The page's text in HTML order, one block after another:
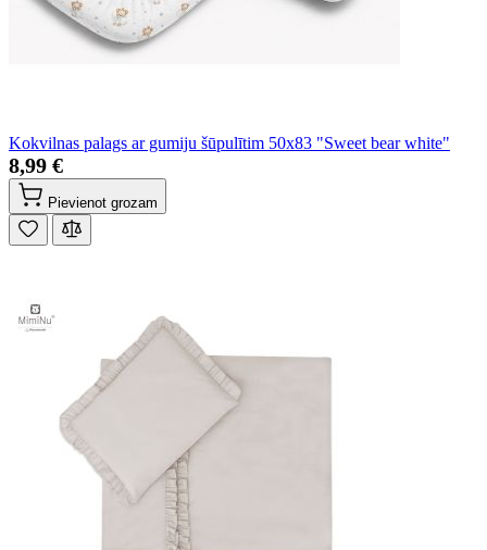
Kokvilnas palags ar gumiju šūpulītim 50x83 "Sweet bear white"
8,99 €
Pievienot grozam